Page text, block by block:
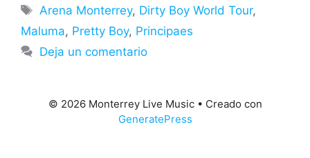
Etiquetas
Arena Monterrey, Dirty Boy World Tour,
Maluma, Pretty Boy, Principaes
Deja un comentario
© 2026 Monterrey Live Music• Creado con
GeneratePress